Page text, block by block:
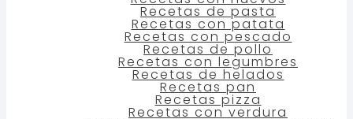
Recetas de pasta
Recetas con patata
Recetas con pescado
Recetas de pollo
Recetas con legumbres
Recetas de helados
Recetas pan
Recetas pizza
Recetas con verdura